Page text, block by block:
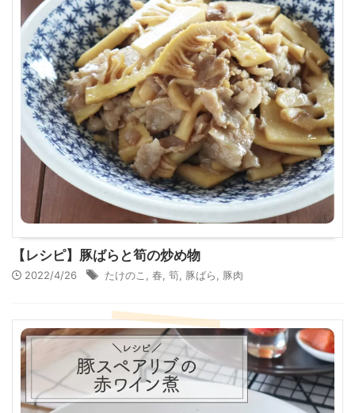
【レシピ】豚ばらと筍の炒め物
2022/4/26 たけのこ 春 筍 豚ばら 豚肉